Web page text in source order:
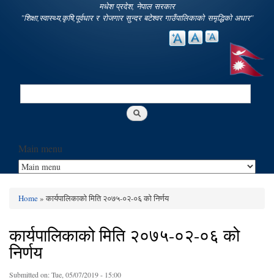
मधेश प्रदेश, नेपाल सरकार
"शिक्षा,स्वास्थ्य,कृषि,पूर्वधार र रोजगार सुन्दर बटेश्वर गाउँपालिकाको समृद्धिको अधार"
Search
Main menu
Home» कार्यपालिकाको मिति २०७५-०२-०६ को निर्णय
कार्यपालिकाको मिति २०७५-०२-०६ को
निर्णय
Submitted on:Tue, 05/07/2019 - 15:00